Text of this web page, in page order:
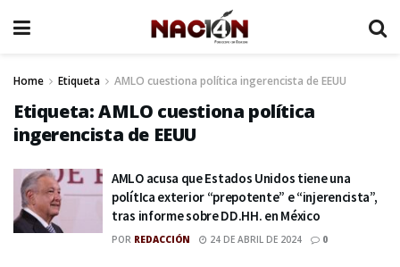
Home Etiqueta AMLO cuestiona política ingerencista de EEUU
Etiqueta:AMLO cuestiona política
ingerencista de EEUU
AMLO acusa que Estados Unidos tiene una
polítIca exterior “prepotente” e “injerencista”,
tras informe sobre DD.HH. en México
POR REDACCIÓN 24 DE ABRIL DE 2024 0